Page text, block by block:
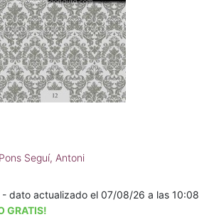
Pons Seguí, Antoni
- dato actualizado el 07/08/26 a las 10:08
GRATIS!